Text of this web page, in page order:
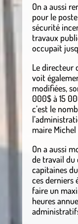
On a aussi
pour le
sécurité
travaux
occupait
Le directeur
voit
modifiées,
000$ à 15
c’est le
maire Michel
On a aussi
de travail
capitaines
ces derniers
faire un
heures